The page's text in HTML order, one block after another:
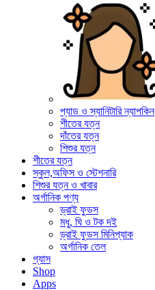
প্যাড ও স্যানিটারি ন্যাপকিন
শীতের যত্ন
দাঁতের যত্ন
শিশুর যত্ন
শীতের যত্ন
স্কুল,অফিস ও স্টেশনারি
শিশুর যত্ন ও খাবার
অর্গানিক পণ্য
ড্রাই ফুডস
মধু, ঘি ও টক দই
ড্রাই ফুডস মিনিপ্যাক
অর্গানিক তেল
গ্যাস
Shop
Apps